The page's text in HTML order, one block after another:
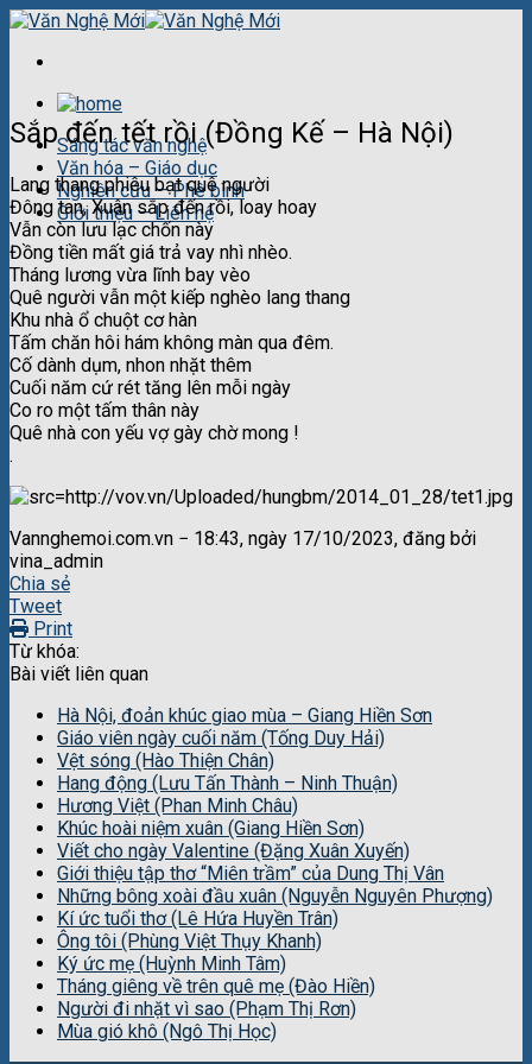
Skip
content
Sáng tác văn nghệ
Văn hóa – Giáo dục
Nghiên cứu – Phê bình
Giới thiệu – Liên hệ
Sắp đến tết rồi (Đồng Kế – Hà Nội)
Lang thang phiêu bạt quê người
Đông tan, Xuân sắp đến rồi, loay hoay
Vẫn còn lưu lạc chốn này
Đồng tiền mất giá trả vay nhì nhèo.
Tháng lương vừa lĩnh bay vèo
Quê người vẫn một kiếp nghèo lang thang
Khu nhà ổ chuột cơ hàn
Tấm chăn hôi hám không màn qua đêm.
Cố dành dụm, nhon nhặt thêm
Cuối năm cứ rét tăng lên mỗi ngày
Co ro một tấm thân này
Quê nhà con yếu vợ gày chờ mong !
.
Vannghemoi.com.vn − 18:43, ngày 17/10/2023, đăng bởi
vina_admin
Chia sẻ
Tweet
Print
Từ khóa:
Bài viết liên quan
Hà Nội, đoản khúc giao mùa – Giang Hiền Sơn
Giáo viên ngày cuối năm (Tống Duy Hải)
Vệt sóng (Hào Thiện Chân)
Hang động (Lưu Tấn Thành – Ninh Thuận)
Hương Việt (Phan Minh Châu)
Khúc hoài niệm xuân (Giang Hiền Sơn)
Viết cho ngày Valentine (Đặng Xuân Xuyến)
Giới thiệu tập thơ “Miên trầm” của Dung Thị Vân
Những bông xoài đầu xuân (Nguyễn Nguyên Phượng)
Kí ức tuổi thơ (Lê Hứa Huyền Trân)
Ông tôi (Phùng Việt Thụy Khanh)
Ký ức mẹ (Huỳnh Minh Tâm)
Tháng giêng về trên quê mẹ (Đào Hiền)
Người đi nhặt vì sao (Phạm Thị Rơn)
Mùa gió khô (Ngô Thị Học)